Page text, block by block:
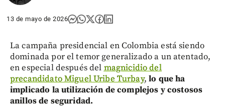
13 de mayo de 2026
La campaña presidencial en Colombia está siendo
dominada por el temor generalizado a un atentado,
en especial después del magnicidio del
precandidato Miguel Uribe Turbay,lo que ha
implicado la utilización de complejos y costosos
anillos de seguridad.